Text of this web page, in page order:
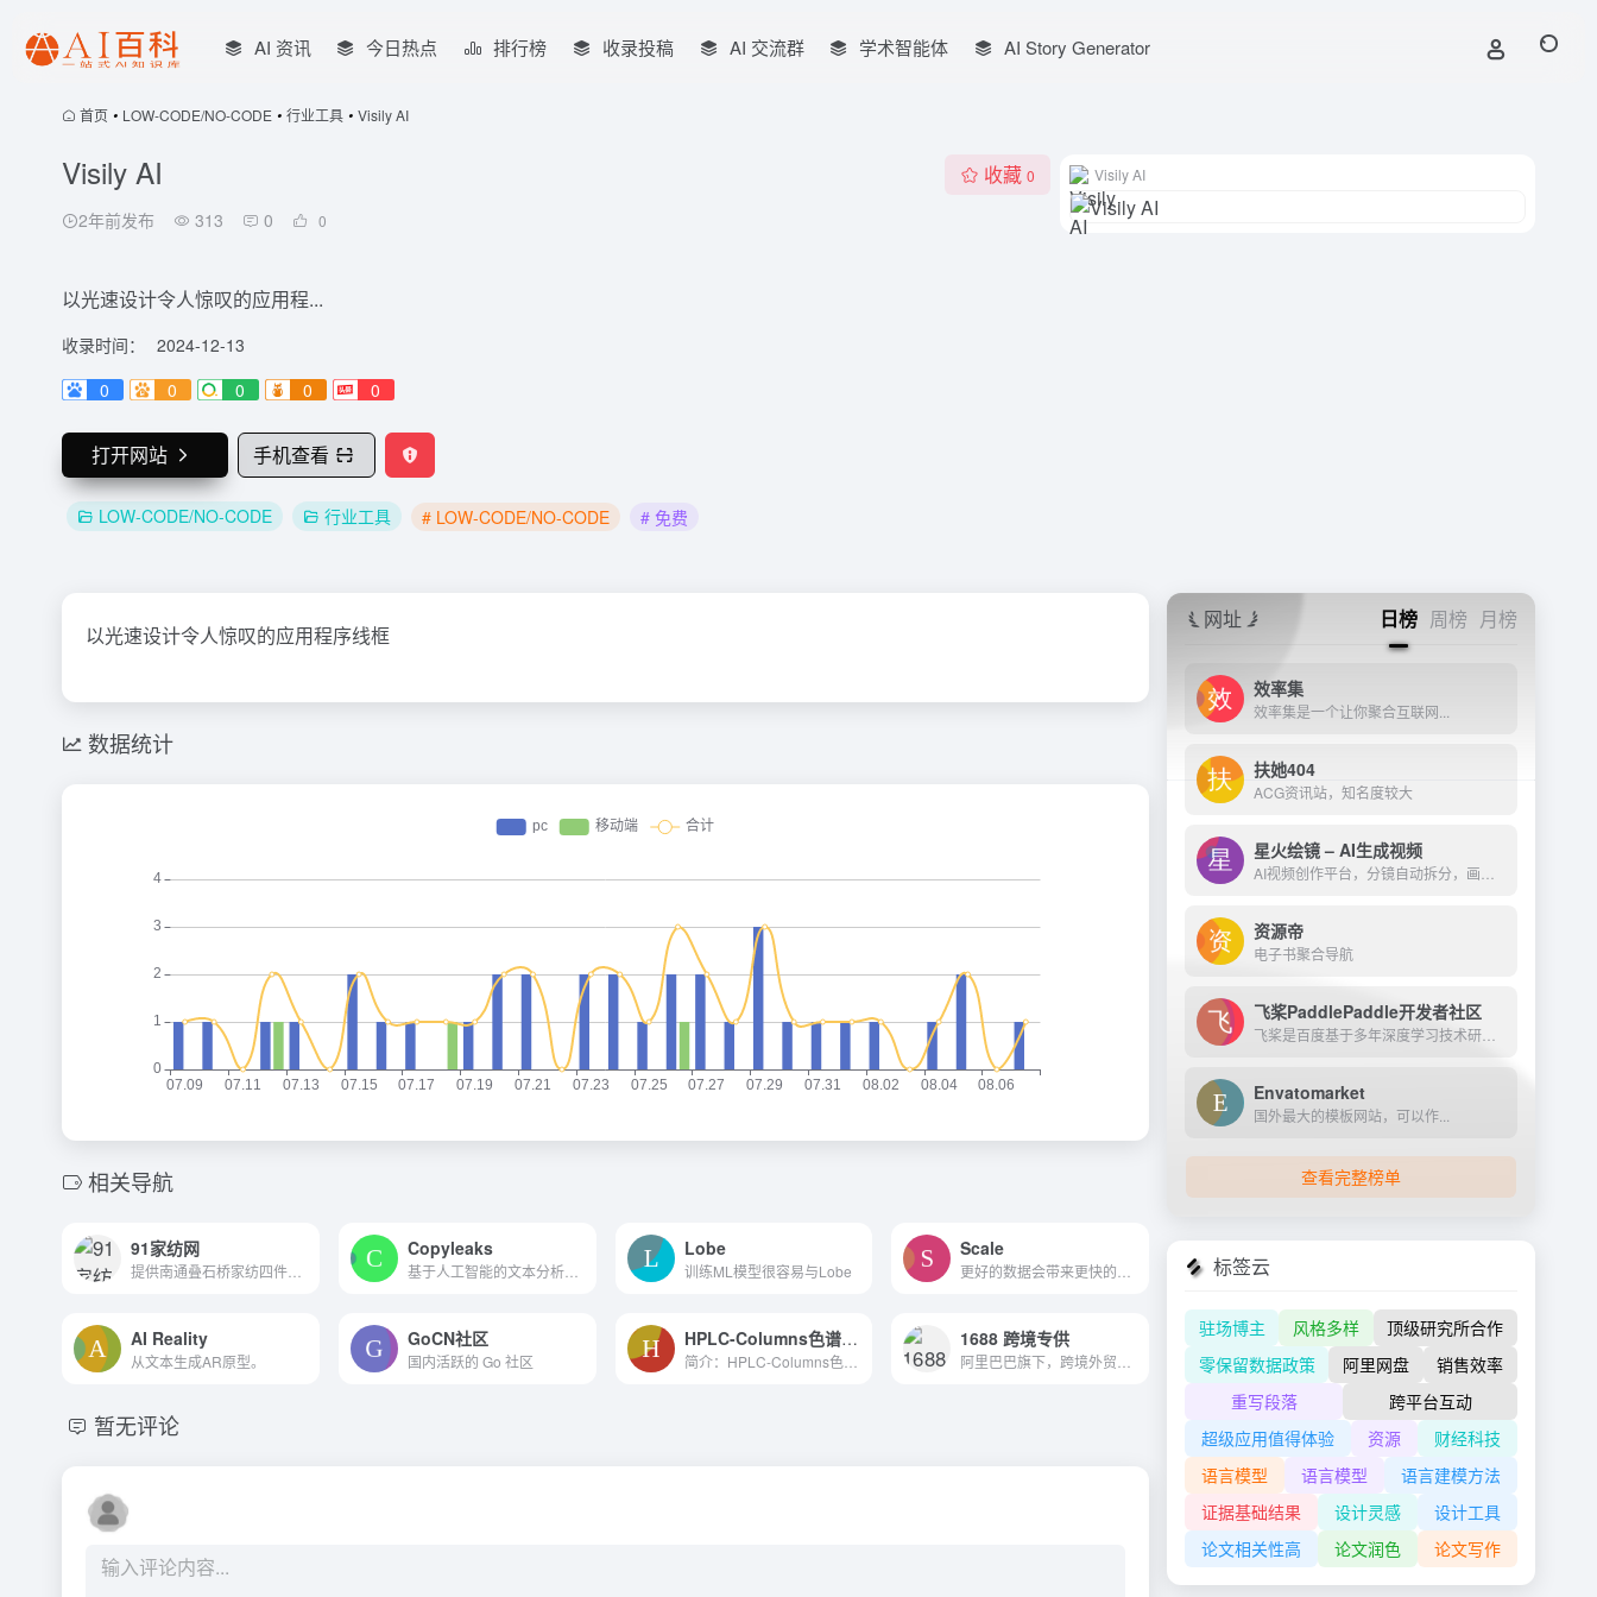
AI 资讯 今日热点 排行榜 收录投稿 AI 交流群 学术智能体 AI Story Generator
首页 • LOW-CODE/NO-CODE • 行业工具 • Visily AI
Visily AI
2年前发布 313 0 0
收藏 0
以光速设计令人惊叹的应用程...
收录时间：
2024-12-13
0
0 0 0 0
打开网站 手机查看
LOW-CODE/NO-CODE 行业工具 # LOW-CODE/NO-CODE # 免费
Visily AI
以光速设计令人惊叹的应用程序线框
数据统计
相关导航
91家纺网 Copyleaks
基于人工智能的文本分析，帮助创建和保护原创内容
Lobe
训练ML模型很容易与Lobe
Scale
AI Reality
从文本生成AR原型。
GoCN社区
国内活跃的 Go 社区
HPLC-Columns色谱柱信息
简介：HPLC-Columns色谱柱信息
1688 跨境专供
暂无评论
网址 日榜 周榜 月榜
效率集
效率集是一个让你聚合互联网...
扶她404
ACG资讯站，知名度较大
星火绘镜 – AI生成视频
资源帝
电子书聚合导航
飞桨PaddlePaddle开发者社区
Envatomarket
国外最大的模板网站，可以作...
查看完整榜单
标签云
驻场博主 风格多样
顶级研究所合作
零保留数据政策
阿里网盘
销售效率
重写段落
跨平台互动
超级应用值得体验
资源
财经科技
语言模型
语言模型
语言建模方法
证据基础结果
设计灵感
设计工具
论文相关性高
论文润色 论文写作